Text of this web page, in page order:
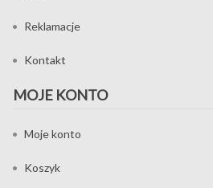
Reklamacje
Kontakt
MOJE KONTO
Moje konto
Koszyk